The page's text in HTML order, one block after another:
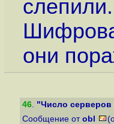
слепили.
они
46. "Число
Сообщение от obl